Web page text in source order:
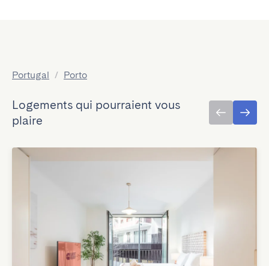
Portugal / Porto
Logements qui pourraient vous
plaire